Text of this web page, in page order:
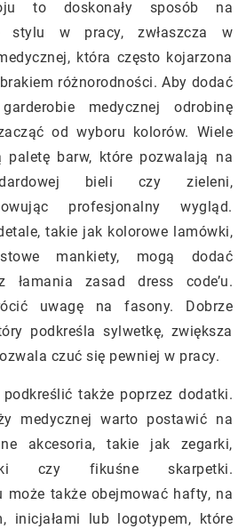
to doskonały sposób na
stylu w pracy, zwłaszcza w
która często kojarzona
różnorodności. Aby dodać
medycznej odrobinę
od wyboru kolorów. Wiele
paletę barw, które pozwalają na
bieli czy zieleni,
profesjonalny wygląd.
takie jak kolorowe lamówki,
mankiety, mogą dodać
łamania zasad dress code’u.
uwagę na fasony. Dobrze
podkreśla sylwetkę, zwiększa
czuć się pewniej w pracy.
także poprzez dodatki.
medycznej warto postawić na
akcesoria, takie jak zegarki,
czy fikuśne skarpetki.
może także obejmować hafty, na
inicjałami lub logotypem, które